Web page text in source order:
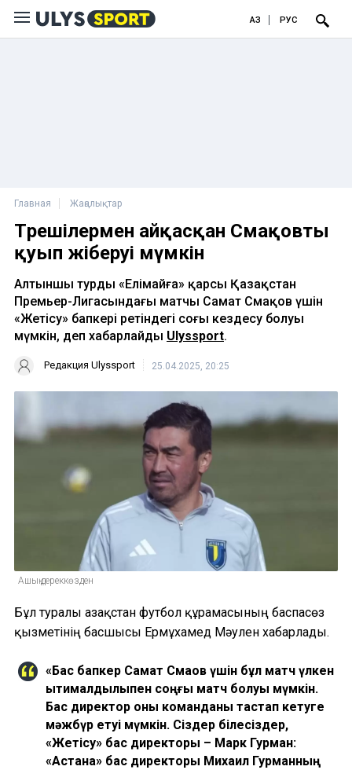
ҚАЗ РУС
Главная Жаңалықтар
Төрешілермен айқасқан Смақовты
қуып жіберуі мүмкін
Алтыншы турдың «Елімайға» қарсы Қазақстан
Премьер-Лигасындағы матчы Самат Смақов үшін
«Жетісу» бапкері ретіндегі соңғы кездесу болуы
мүмкін, деп хабарлайды Ulyssport.
Редакция Ulyssport 25.04.2025, 20:25
Ашық дереккөзден
Бұл туралы Қазақстан футбол құрамасының баспасөз
қызметінің басшысы Ермұхамед Мәулен хабарлады.
«Бас бапкер Самат Смақов үшін бұл матч үлкен
ықтималдылықпен соңғы матч болуы мүмкін.
Бас директор оны команданы тастап кетуге
мәжбүр етуі мүмкін. Сіздер білесіздер,
«Жетісу» бас директоры – Марк Гурман:
«Астана» бас директоры Михаил Гурманның